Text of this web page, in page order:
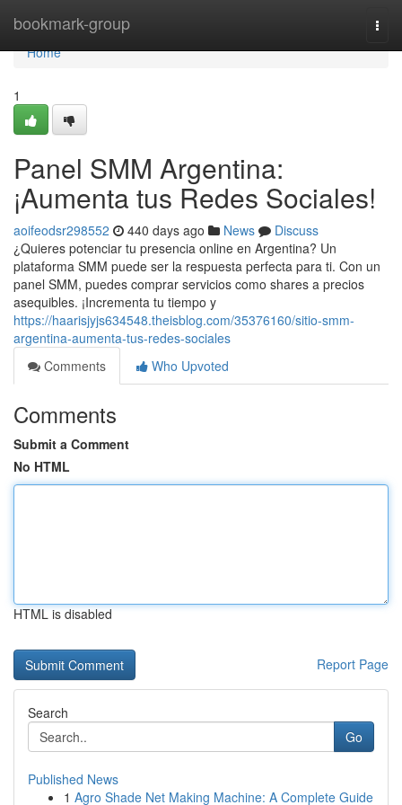
bookmark-group
Home
Home
1
Panel SMM Argentina:
¡Aumenta tus Redes Sociales!
aoifeodsr298552 440 days ago News
Discuss
¿Quieres potenciar tu presencia online en Argentina? Un
plataforma SMM puede ser la respuesta perfecta para ti. Con un
panel SMM, puedes comprar servicios como shares a precios
asequibles. ¡Incrementa tu tiempo y
https://haarisjyjs634548.theisblog.com/35376160/sitio-smm-
argentina-aumenta-tus-redes-sociales
Comments
Who Upvoted
Comments
Submit a Comment
No HTML
HTML is disabled
Report Page
Search
Go
Published News
1 Agro Shade Net Making Machine: A Complete Guide